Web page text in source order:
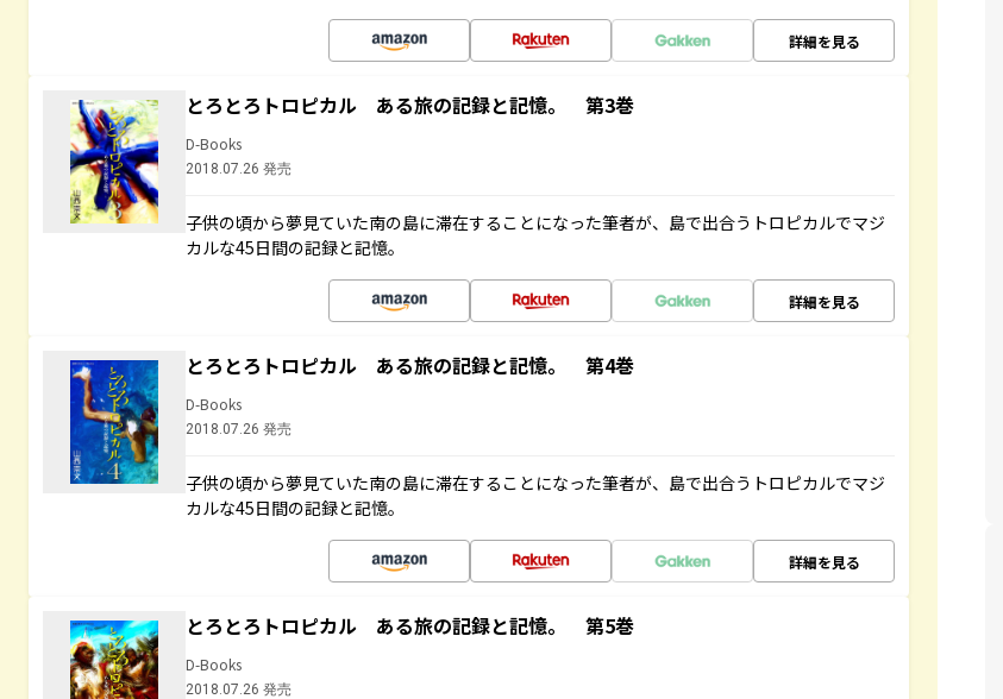
詳細を見る
とろとろトロピカル ある旅の記録と記憶。 第3巻
D-Books
2018.07.26 発売
子供の頃から夢見ていた南の島に滞在することになった筆者が、島で出合うトロピカルでマジ
カルな45日間の記録と記憶。
詳細を見る
とろとろトロピカル ある旅の記録と記憶。 第4巻
D-Books
2018.07.26 発売
子供の頃から夢見ていた南の島に滞在することになった筆者が、島で出合うトロピカルでマジ
カルな45日間の記録と記憶。
詳細を見る
とろとろトロピカル ある旅の記録と記憶。 第5巻
D-Books
2018.07.26 発売